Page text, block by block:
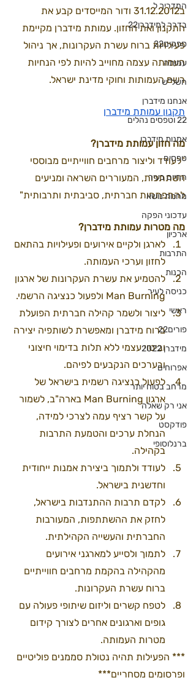
המדריך ל
בדרך למידברן22
ספקים22
עמותה
חשל"ש
אנחנו מידברן
22 וטפסים נהלים
אמנות מידברן
טפסים
החיים בעיר
מחנות נושא
עדכוני הפקה
ארכיון
התרבות
הכנות
כניסה לעיר
ראשי
פורים22
מידברן 2022
אפרוחים
מרחב בטוח יותר
אני רק שאלה
פודקסט
ברנלוסופי
ב31.12.2012 ודור המייסדים קבע את
התקנון ואת החזון. עמותת מידברן מקיימת
פעילויות ברוח עשרת העקרונות, אך ניהול
העמותה עצמה מחוייב להיות לפי הנחיות
רשם העמותות וחוקי מדינת ישראל.
תקנון עמותת מידברן
מה חזון עמותת מידברן?
"לעודד וליצור מרחבים חווייתיים מבוססי
השתתפות, המעוררים השראה ומניעים
להתפתחות חברתית, סביבתית ותרבותית"
מה מטרות עמותת מידברן?
לארגן ולקיים אירועים ופעילויות בהתאם
לחזון וערכי העמותה.
להטמיע את עשרת העקרונות של ארגון
Man Burning ולפעול כנציגה הרשמי.
ליצור ולשמר קהילה חברתית הפועלת
ברוח מידברן ומאפשרת לשותפיה יצירה
וביטוי עצמי ללא תלות בדימוי חיצוני
ובערכים הנקבעים לפיהם.
לפעול כנציגה רשמית בישראל של
ארגון Man Burning בארה"ב, לשמור
על קשר רציף עמה לצרכי למידה,
הנחלת ערכים והטמעת התרבות
בקהילה.
לעודד ולתמוך ביצירת אמנות ייחודית
וחדשנית בישראל.
לקדם תרבות ההתנדבות בישראל,
לחזק את ההשתתפות, המעורבות
החברתית והעשייה הקהילתית.
לתמוך ולסייע למארגני אירועים
מהקהילה בהקמת מרחבים חווייתיים
ברוח עשרת העקרונות.
לטפח קשרים וליזום שיתופי פעולה עם
גופים וארגונים אחרים לצורך קידום
מטרות העמותה.
*** הפעילות תהיה נטולת סממנים פוליטיים
ופרסומים מסחריים***